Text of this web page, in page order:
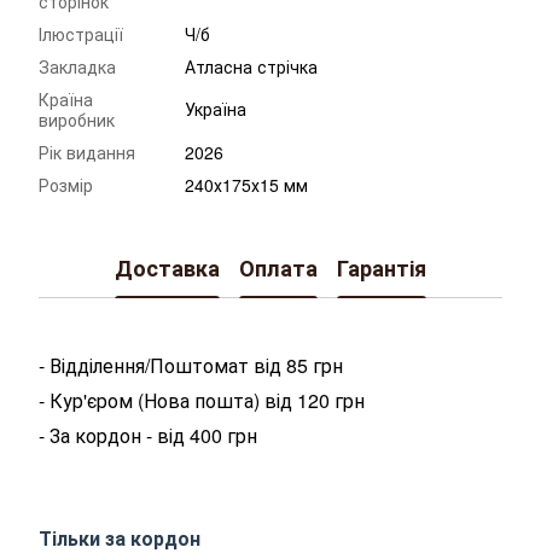
Ілюстрації
Ч/б
Закладка
Атласна стрічка
Країна
виробник
Україна
Рік видання
2026
Розмір
240х175х15 мм
Доставка Оплата Гарантія
- Відділення/Поштомат від 85 грн
- Кур'єром (Нова пошта) від 120 грн
- За кордон - від 400 грн
Тільки за кордон